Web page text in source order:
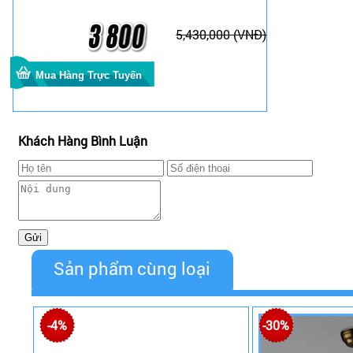
5,430,000 (VNĐ)
Khách Hàng Bình Luận
Sản phẩm cùng loại
-4% -30%